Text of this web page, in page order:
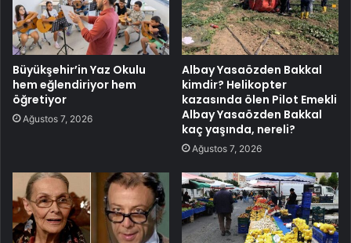
Büyükşehir’in Yaz Okulu
hem eğlendiriyor hem
öğretiyor
Ağustos 7, 2026
Albay Yasaözden Bakkal
kimdir? Helikopter
kazasında ölen Pilot Emekli
Albay Yasaözden Bakkal
kaç yaşında, nereli?
Ağustos 7, 2026